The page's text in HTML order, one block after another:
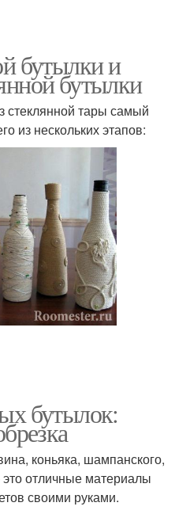
бутылки и
бутылки
стеклянной тары самый
из нескольких этапов:
бутылок:
коньяка, шампанского,
отличные материалы
своими руками.